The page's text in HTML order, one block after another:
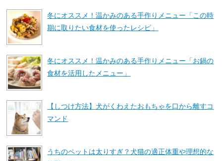
冬にオススメ！温かみのある手作りメニュー「この時
期に取りたい食材を使ったレシピ」
冬にオススメ！温かみのある手作りメニュー「お鍋の
食材を活用したメニュー」
【しつけ方法】犬がくわえたおもちゃを口から離すコ
マンド
うちのペットは太りすぎ？犬猫の適正体重や理想的な